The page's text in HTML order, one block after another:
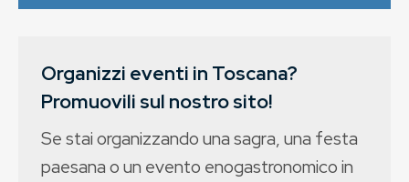
Organizzi eventi in Toscana?
Promuovili sul nostro sito!
Se stai organizzando una sagra, una festa
paesana o un evento enogastronomico in